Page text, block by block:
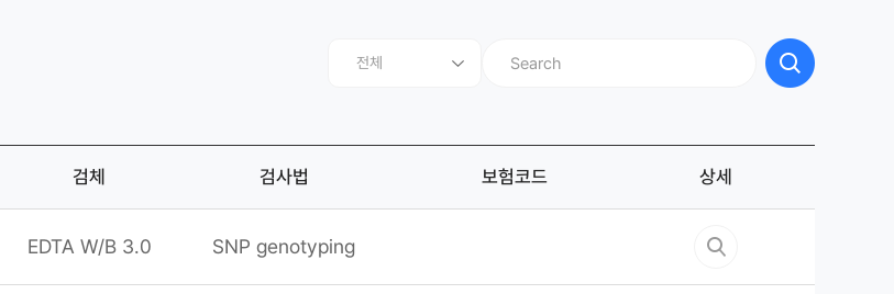
검체 검사법 보험코드 상세
EDTA W/B 3.0 SNP genotyping